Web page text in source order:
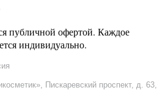
публичной офертой. Каждое
индивидуально.
Пискаревский проспект, д. 63,